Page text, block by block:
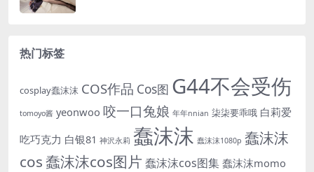
热门标签
cosplay蠢沫沫 COS作品 Cos图 G44不会受伤
tomoyo酱 yeonwoo 咬一口兔娘 年年nnian 柒柒要乖哦 白莉爱
吃巧克力 白银81 神沢永莉 蠢沫沫 蠢沫沫1080p 蠢沫沫
cos蠢沫沫cos图片 蠢沫沫cos图集 蠢沫沫momo